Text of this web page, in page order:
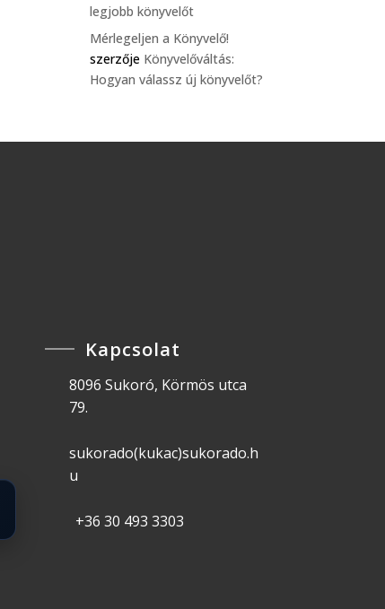
legjobb könyvelőt
Mérlegeljen a Könyvelő!
szerzője Könyvelőváltás:
Hogyan válassz új könyvelőt?
Kapcsolat
8096 Sukoró, Körmös utca
79.
sukorado(kukac)sukorado.h
u
+36 30 493 3303